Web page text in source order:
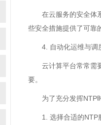
在云服务的安全体
些安全措施提供了可靠
4. 自动化运维与调
云计算平台常常需
要。
为了充分发挥NTP
1. 选择合适的NTP